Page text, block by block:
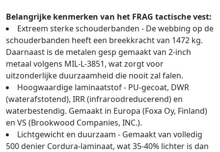
Belangrijke kenmerken van het FRAG tactische vest:
Extreem sterke schouderbanden - De webbing op de
schouderbanden heeft een breekkracht van 1472 kg.
Daarnaast is de metalen gesp gemaakt van 2-inch
metaal volgens MIL-L-3851, wat zorgt voor
uitzonderlijke duurzaamheid die nooit zal falen.
Hoogwaardige laminaatstof - PU-gecoat, DWR
(waterafstotend), IRR (infraroodreducerend) en
waterbestendig. Gemaakt in Europa (Foxa Oy, Finland)
en VS (Brookwood Companies, INC.).
Lichtgewicht en duurzaam - Gemaakt van volledig
500 denier Cordura-laminaat, wat 35-40% lichter is dan